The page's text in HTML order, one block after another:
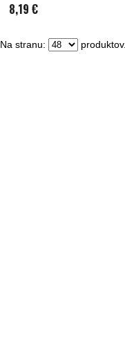
8,19 €
Na stranu: produktov.